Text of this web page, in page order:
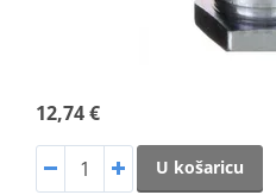
12,74 €
U košaricu